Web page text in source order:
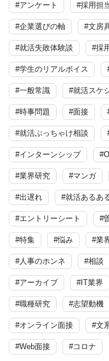
#アンケート #採用担
#企業選びの軸 #文房
#就活失敗体験談 #採
#学生のリアルボイス
#一般常識 #就活スケ
#時事問題 #面接
#就活ぶっちゃけ相談
#インターンシップ
#業界研究 #マンガ
#出遅れ #就活あるあ
#エントリーシート #
#特集 #悩み #業
#人事のホンネ #相談
#アーカイブ #IT業界
#職種研究 #志望動機
#オンライン面接 #文
#Web面接 #コロナ